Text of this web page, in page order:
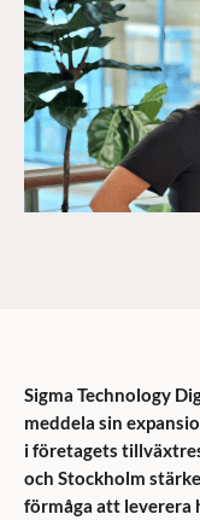
Sigma Technology
meddela sin
i företagets
och Stockholm
förmåga att